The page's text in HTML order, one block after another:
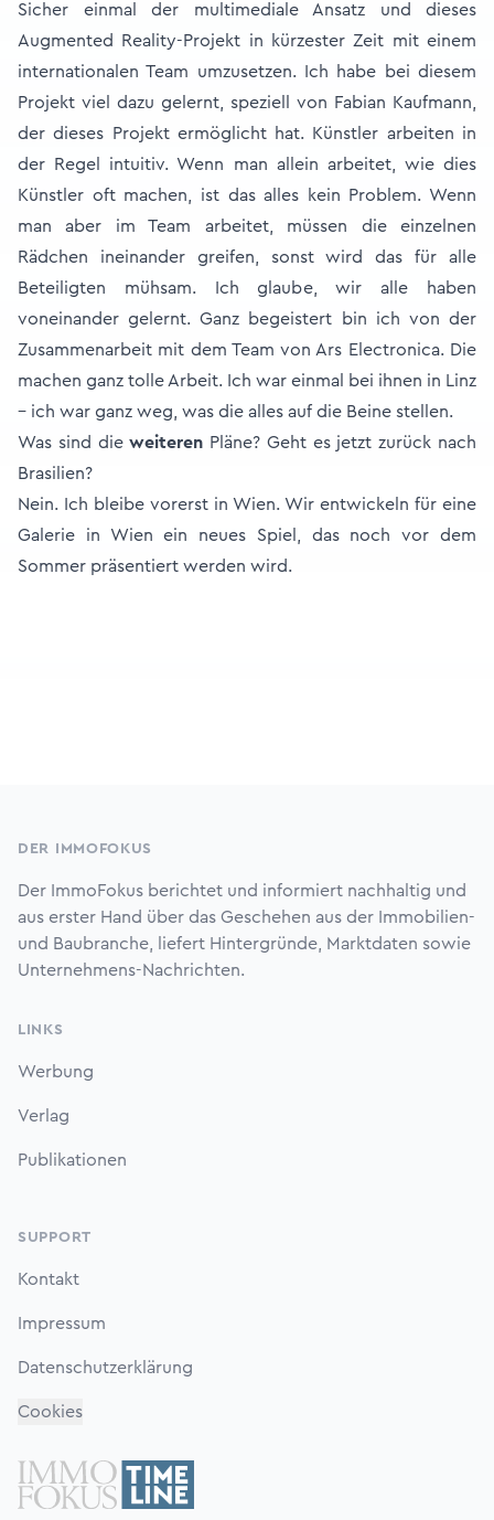
Sicher einmal der multimediale Ansatz und dieses
Augmented Reality-Projekt in kürzester Zeit mit einem
internationalen Team umzusetzen. Ich habe bei diesem
Projekt viel dazu gelernt, speziell von Fabian Kaufmann,
der dieses Projekt ermöglicht hat. Künstler arbeiten in
der Regel intuitiv. Wenn man allein arbeitet, wie dies
Künstler oft machen, ist das alles kein Problem. Wenn
man aber im Team arbeitet, müssen die einzelnen
Rädchen ineinander greifen, sonst wird das für alle
Beteiligten mühsam. Ich glaube, wir alle haben
voneinander gelernt. Ganz begeistert bin ich von der
Zusammenarbeit mit dem Team von Ars Electronica. Die
machen ganz tolle Arbeit. Ich war einmal bei ihnen in Linz
– ich war ganz weg, was die alles auf die Beine stellen.
Was sind dieweiteren Pläne? Geht es jetzt zurück nach
Brasilien?
Nein. Ich bleibe vorerst in Wien. Wir entwickeln für eine
Galerie in Wien ein neues Spiel, das noch vor dem
Sommer präsentiert werden wird.
DER IMMOFOKUS
Der ImmoFokus berichtet und informiert nachhaltig und
aus erster Hand über das Geschehen aus der Immobilien-
und Baubranche, liefert Hintergründe, Marktdaten sowie
Unternehmens-Nachrichten.
LINKS
Werbung
Verlag
Publikationen
SUPPORT
Kontakt
Impressum
Datenschutzerklärung
Cookies